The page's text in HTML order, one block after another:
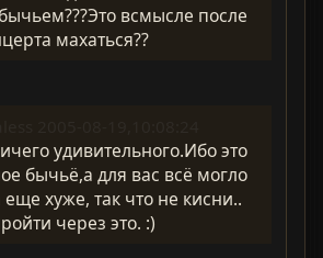
всмысле после
махаться??
удивительного.Ибо это
бычьё,а для вас всё могло
хуже, так что не кисни..
через это. :)